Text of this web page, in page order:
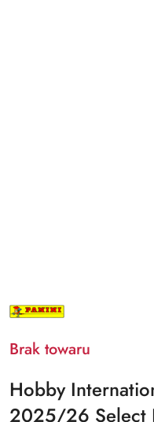
NAZWA
PRODUCENTA:
Brak towaru
Hobby
2025/26 Select